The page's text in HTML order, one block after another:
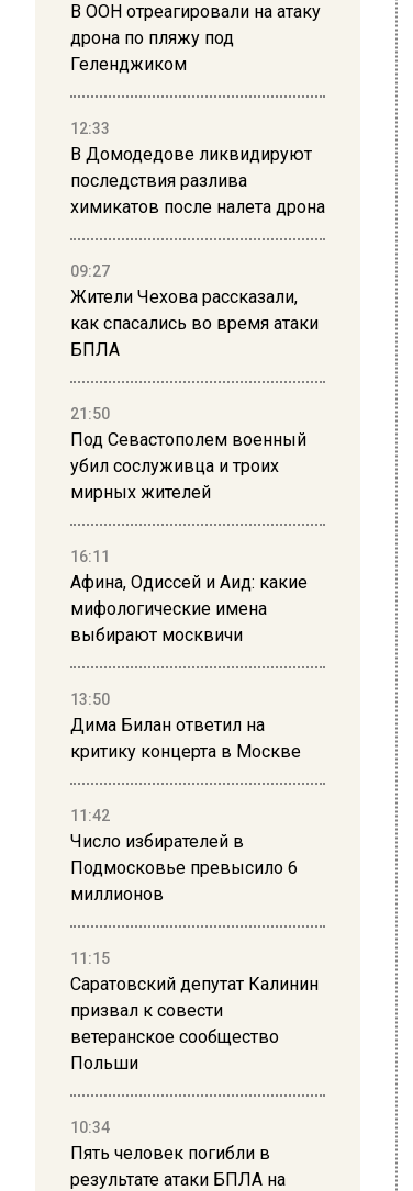
В ООН отреагировали на атаку
дрона по пляжу под
Геленджиком
12:33
В Домодедове ликвидируют
последствия разлива
химикатов после налета дрона
09:27
Жители Чехова рассказали,
как спасались во время атаки
БПЛА
21:50
Под Севастополем военный
убил сослуживца и троих
мирных жителей
16:11
Афина, Одиссей и Аид: какие
мифологические имена
выбирают москвичи
13:50
Дима Билан ответил на
критику концерта в Москве
11:42
Число избирателей в
Подмосковье превысило 6
миллионов
11:15
Саратовский депутат Калинин
призвал к совести
ветеранское сообщество
Польши
10:34
Пять человек погибли в
результате атаки БПЛА на